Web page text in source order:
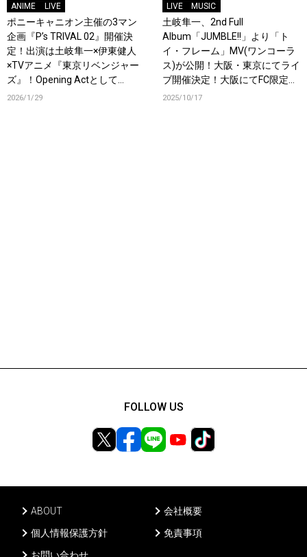
ANIME LIVE
ポニーキャニオン主催の3マン
企画『P’s TRIVAL 02』開催決
定！出演は土岐隼一×伊東健人
×TVアニメ『東京リベンジャー
ズ』！Opening Actとして
OrJourneyも登場！
2026/1/29
LIVE MUSIC
土岐隼一、2nd Full
Album「JUMBLE!!」より「ト
イ・フレーム」MV(ワンコーラ
ス)が公開！大阪・東京にてライ
ブ開催決定！大阪にてFC限定ツ
アー＆イベントの開催も決定！
2025/10/17
ABOUT
会社概要
個人情報保護方針
免責事項
お問い合わせ
FOLLOW US